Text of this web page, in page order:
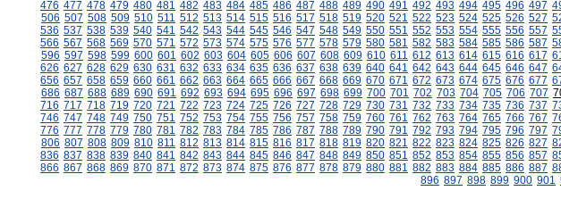
476 477 478 479 480 481 482 483 484 485 486 487 488 489 490 491 492 493 494 495 496 497
506 507 508 509 510 511 512 513 514 515 516 517 518 519 520 521 522 523 524 525 526 527
536 537 538 539 540 541 542 543 544 545 546 547 548 549 550 551 552 553 554 555 556 557
566 567 568 569 570 571 572 573 574 575 576 577 578 579 580 581 582 583 584 585 586 587
596 597 598 599 600 601 602 603 604 605 606 607 608 609 610 611 612 613 614 615 616 617
626 627 628 629 630 631 632 633 634 635 636 637 638 639 640 641 642 643 644 645 646 647
656 657 658 659 660 661 662 663 664 665 666 667 668 669 670 671 672 673 674 675 676 677
686 687 688 689 690 691 692 693 694 695 696 697 698 699 700 701 702 703 704 705 706 707
716 717 718 719 720 721 722 723 724 725 726 727 728 729 730 731 732 733 734 735 736 737
746 747 748 749 750 751 752 753 754 755 756 757 758 759 760 761 762 763 764 765 766 767
776 777 778 779 780 781 782 783 784 785 786 787 788 789 790 791 792 793 794 795 796 797
806 807 808 809 810 811 812 813 814 815 816 817 818 819 820 821 822 823 824 825 826 827
836 837 838 839 840 841 842 843 844 845 846 847 848 849 850 851 852 853 854 855 856 857
866 867 868 869 870 871 872 873 874 875 876 877 878 879 880 881 882 883 884 885 886 887
896 897 898 899 900 901